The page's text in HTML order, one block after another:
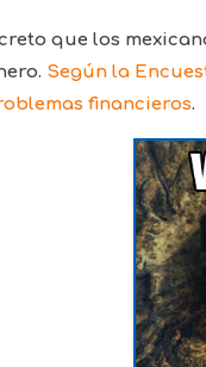
que los
Según la
financieros.